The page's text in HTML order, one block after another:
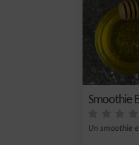
Smoothie
Un smoothie